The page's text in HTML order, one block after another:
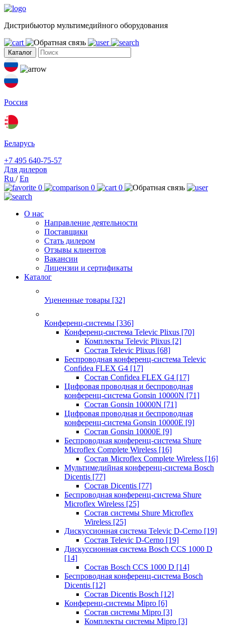
Дистрибьютор мультимедийного оборудования
Каталог
Россия
Беларусь
+7 495 640-75-57
Для дилеров
Ru /En
0
0 0
О нас
Направление деятельности
Поставщики
Стать дилером
Отзывы клиентов
Вакансии
Лицензии и сертификаты
Каталог
Уцененные товары [32]
Конференц-системы [336]
Конференц-система Televic Plixus [70]
Комплекты Televic Plixus [2]
Состав Televic Plixus [68]
Беспроводная конференц-система Televic
Confidea FLEX G4 [17]
Состав Confidea FLEX G4 [17]
Цифровая проводная и беспроводная
конференц-система Gonsin 10000N [71]
Состав Gonsin 10000N [71]
Цифровая проводная и беспроводная
конференц-система Gonsin 10000E [9]
Состав Gonsin 10000E [9]
Беспроводная конференц-система Shure
Microflex Complete Wireless [16]
Состав Microflex Complete Wireless [16]
Мультимедийная конференц-система Bosch
Dicentis [77]
Состав Dicentis [77]
Беспроводная конференц-система Shure
Microflex Wireless [25]
Состав системы Shure Microflex
Wireless [25]
Дискуссионная система Televic D-Cerno [19]
Состав Televic D-Cerno [19]
Дискуссионная система Bosch CCS 1000 D
[14]
Состав Bosch CCS 1000 D [14]
Беспроводная конференц-система Bosch
Dicentis [12]
Состав Dicentis Bosch [12]
Конференц-системы Mipro [6]
Состав системы Mipro [3]
Комплекты системы Mipro [3]